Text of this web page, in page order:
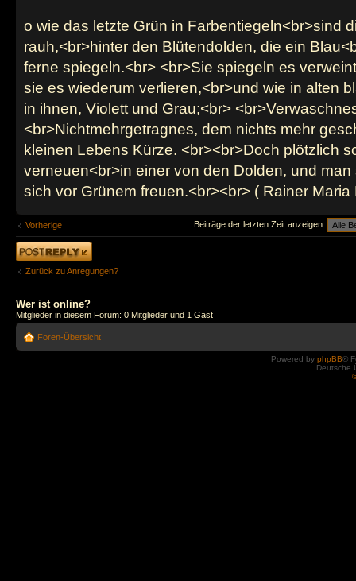
o wie das letzte Grün in Farbentiegeln<br>sind
rauh,<br>hinter den Blütendolden, die ein
ferne spiegeln.<br> <br>Sie spiegeln es
sie es wiederum verlieren,<br>und wie in alten
in ihnen, Violett und Grau;<br>
<br>Nichtmehrgetragnes, dem nichts mehr
kleinen Lebens Kürze. <br><br>Doch plötzlich
verneuen<br>in einer von den Dolden, und
sich vor Grünem freuen.<br><br> ( Rainer
Vorherige Beiträge der letzten Zeit anzeigen:
Antwort erstellen
Zurück zu Anregungen?
Wer ist online?
Mitglieder in diesem Forum: 0 Mitglieder und 1 Gast
Foren-Übersicht
Powered by phpBB®
Deutsche